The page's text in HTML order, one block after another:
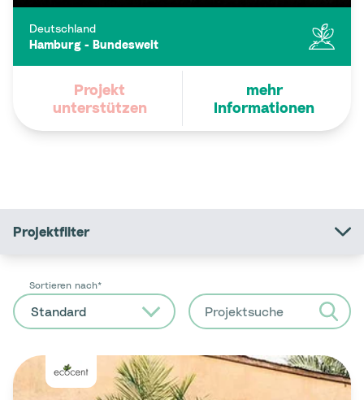
Deutschland
Hamburg - Bundesweit
Projekt
unterstützen
mehr
Informationen
Projektfilter
Standard
Sortieren nach
Projektsuche